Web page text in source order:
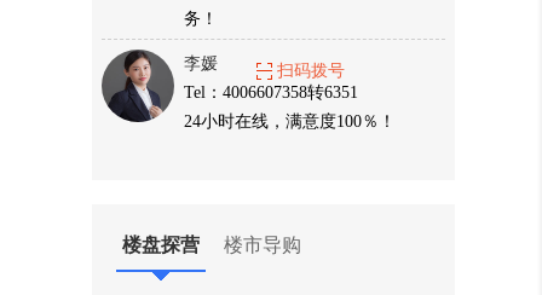
务！
李媛
Tel：4006607358转6351
24小时在线，满意度100％！
扫码拨号
楼盘探营 楼市导购